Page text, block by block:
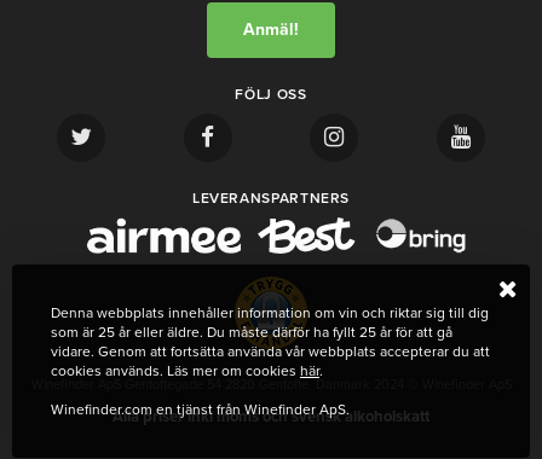
FÖLJ OSS
LEVERANSPARTNERS
Alla priser inkl moms och svensk alkoholskatt
Denna webbplats innehåller information om vin och riktar sig till dig
som är 25 år eller äldre. Du måste därför ha fyllt 25 år för att gå
vidare. Genom att fortsätta använda vår webbplats accepterar du att
cookies används. Läs mer om cookies här.
Winefinder.com en tjänst från Winefinder ApS.